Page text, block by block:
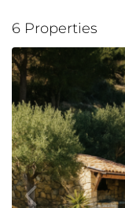
6 Properties